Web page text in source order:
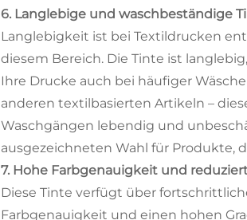
6. Langlebige und waschbeständige
Langlebigkeit ist bei Textildrucken
diesem Bereich. Die Tinte ist
Ihre Drucke auch bei häufiger
anderen textilbasierten Artikeln –
Waschgängen lebendig und
ausgezeichneten Wahl für Produkte,
7. Hohe Farbgenauigkeit und
Diese Tinte verfügt über
Farbgenauigkeit und einen hohen